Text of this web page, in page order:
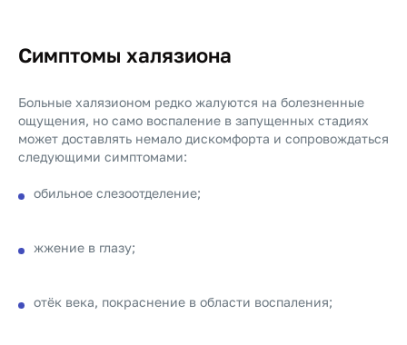
Симптомы халязиона
Больные халязионом редко жалуются на болезненные
ощущения, но само воспаление в запущенных стадиях
может доставлять немало дискомфорта и сопровождаться
следующими симптомами:
обильное слезоотделение;
жжение в глазу;
отëк века, покраснение в области воспаления;